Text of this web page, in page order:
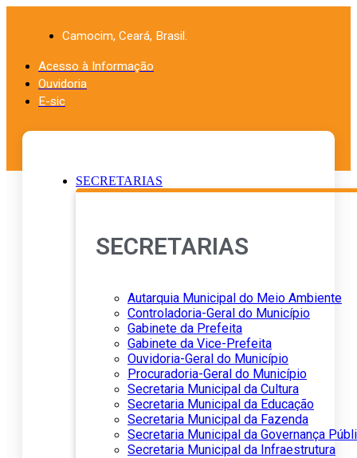
Camocim, Ceará, Brasil.
Acesso à Informação
Ouvidoria
E-sic
SECRETARIAS
SECRETARIAS
Autarquia Municipal do Meio Ambiente
Controladoria-Geral do Município
Gabinete da Prefeita
Gabinete da Vice-Prefeita
Ouvidoria-Geral do Município
Procuradoria-Geral do Município
Secretaria Municipal da Cultura
Secretaria Municipal da Educação
Secretaria Municipal da Fazenda
Secretaria Municipal da Governança
Secretaria Municipal da Infraestrutura